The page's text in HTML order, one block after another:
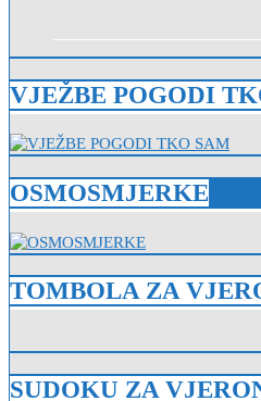
VJEŽBE POGODI
OSMOSMJERKE
TOMBOLA ZA
SUDOKU ZA